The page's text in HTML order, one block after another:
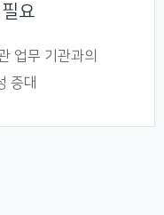
요
업무 기관과의
증대